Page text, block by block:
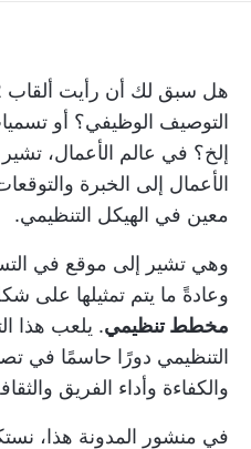
التوصيف الوظيفي؟ أو
إلخ؟ في عالم الأعمال،
الأعمال إلى الخبرة
معين في الهيكل التنظيمي.
وهي تشير إلى موقع في
وعادةً ما يتم تمثيلها
مخطط تنظيمي. يلعب هذا
التنظيمي دورًا حاسمًا في
والكفاءة وأداء الفريق
في منشور المدونة هذا،